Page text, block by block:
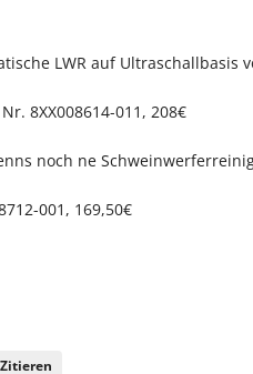
LWR auf Ultraschallbasis
8XX008614-011, 208€
noch ne
001, 169,50€
Zitieren